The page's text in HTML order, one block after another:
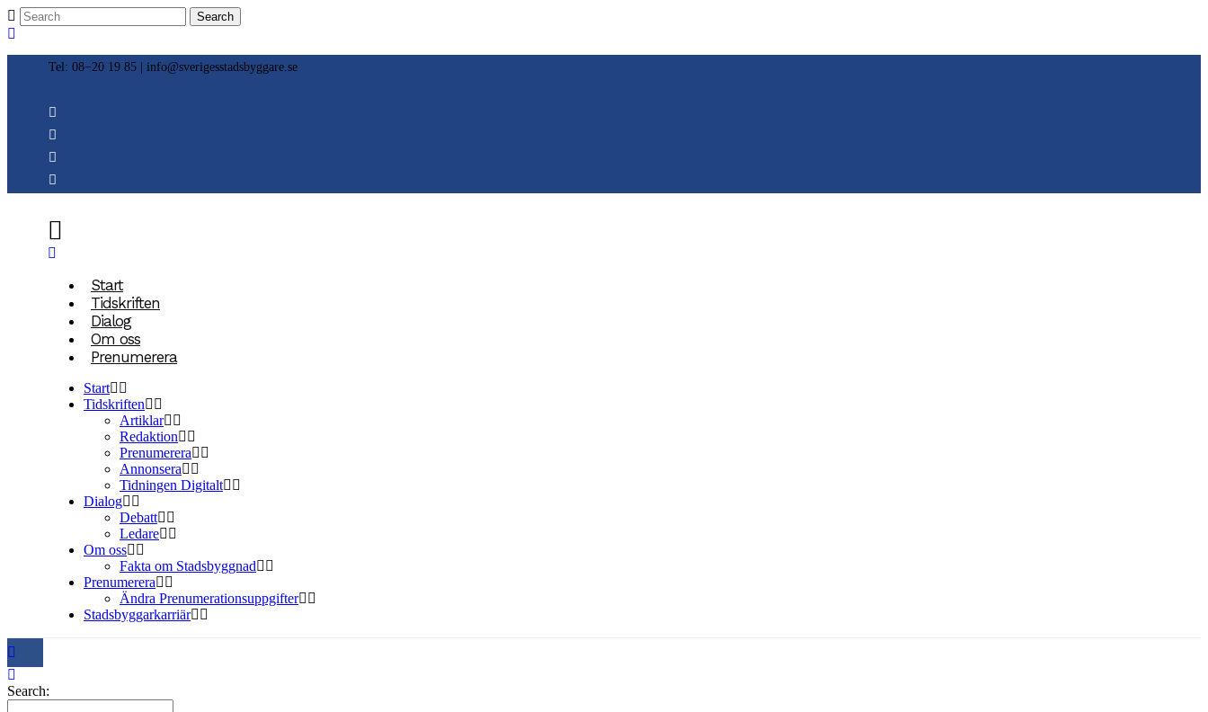
Tel: 08−20 19 85 | info@sverigesstadsbyggare.se
Start
Tidskriften
Dialog
Om oss
Prenumerera
Start
Tidskriften
Artiklar
Redaktion
Prenumerera
Annonsera
Tidningen Digitalt
Dialog
Debatt
Ledare
Om oss
Fakta om Stadsbyggnad
Prenumerera
Ändra Prenumerationsuppgifter
Stadsbyggarkarriär
Search: